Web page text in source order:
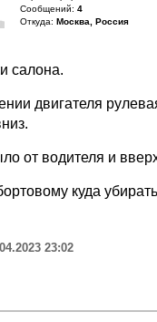
Сообщений: 4
Откуда: Москва, Россия
салона.
двигателя
от водителя и
куда
23:02